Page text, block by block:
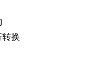
换